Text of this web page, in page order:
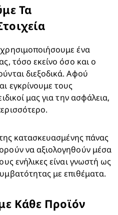
Τα
ένα
τόσο εκείνο όσο και ο
διεξοδικά. Αφού
εγκρίνουμε τους
μας για την ασφάλεια,
κατασκευασμένης πάνας
να αξιολογηθούν μέσα
ενήλικες είναι γνωστή ως
με επιθέματα.
Κάθε Προϊόν